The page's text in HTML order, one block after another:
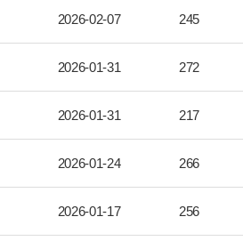
2026-02-07 245
2026-01-31 272
2026-01-31 217
2026-01-24 266
2026-01-17 256